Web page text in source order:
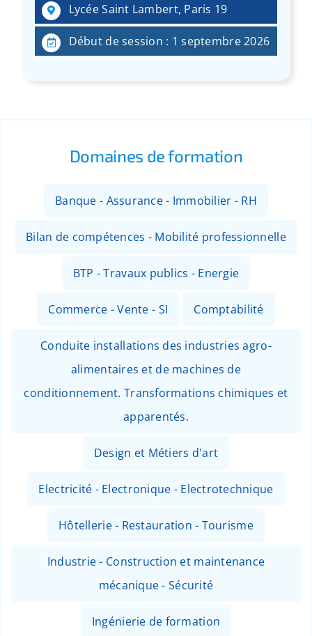
Lycée Saint Lambert, Paris 19
Début de session : 1 septembre 2026
Domaines de formation
Banque - Assurance - Immobilier - RH
Bilan de compétences - Mobilité professionnelle
BTP - Travaux publics - Energie
Commerce - Vente - SI Comptabilité
Conduite installations des industries agro-
alimentaires et de machines de
conditionnement. Transformations chimiques et
apparentés.
Design et Métiers d'art
Electricité - Electronique - Electrotechnique
Hôtellerie - Restauration - Tourisme
Industrie - Construction et maintenance
mécanique - Sécurité
Ingénierie de formation